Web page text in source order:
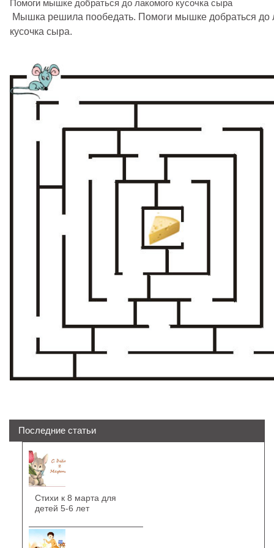
Помоги мышке добраться до лакомого кусочка сыра
Мышка решила пообедать. Помоги мышке добраться до
кусочка сыра.
Последние статьи
Стихи к 8 марта для
детей 5-6 лет